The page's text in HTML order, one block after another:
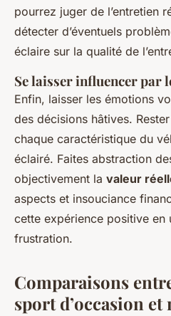
pourrez juger de l’entretien
détecter d’éventuels
éclaire sur la qualité de
Se laisser influencer par
Enfin, laisser les émotions
des décisions hâtives.
chaque caractéristique du
éclairé. Faites abstraction
objectivement la valeur
aspects et insouciance
cette expérience positive en
frustration.
Comparaisons
sport d’occasion et